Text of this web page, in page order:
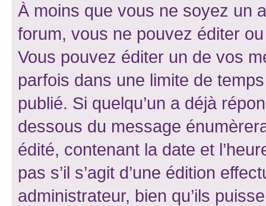
À moins que vous ne soyez un
forum, vous ne pouvez éditer
Vous pouvez éditer un de vos
parfois dans une limite de
publié. Si quelqu’un a déjà
dessous du message
édité, contenant la date et
pas s’il s’agit d’une édition
administrateur, bien qu’ils